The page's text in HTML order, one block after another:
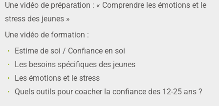
Une vidéo de préparation : « Comprendre les émotions et le
stress des jeunes »
Une vidéo de formation :
Estime de soi / Confiance en soi
Les besoins spécifiques des jeunes
Les émotions et le stress
Quels outils pour coacher la confiance des 12-25 ans ?